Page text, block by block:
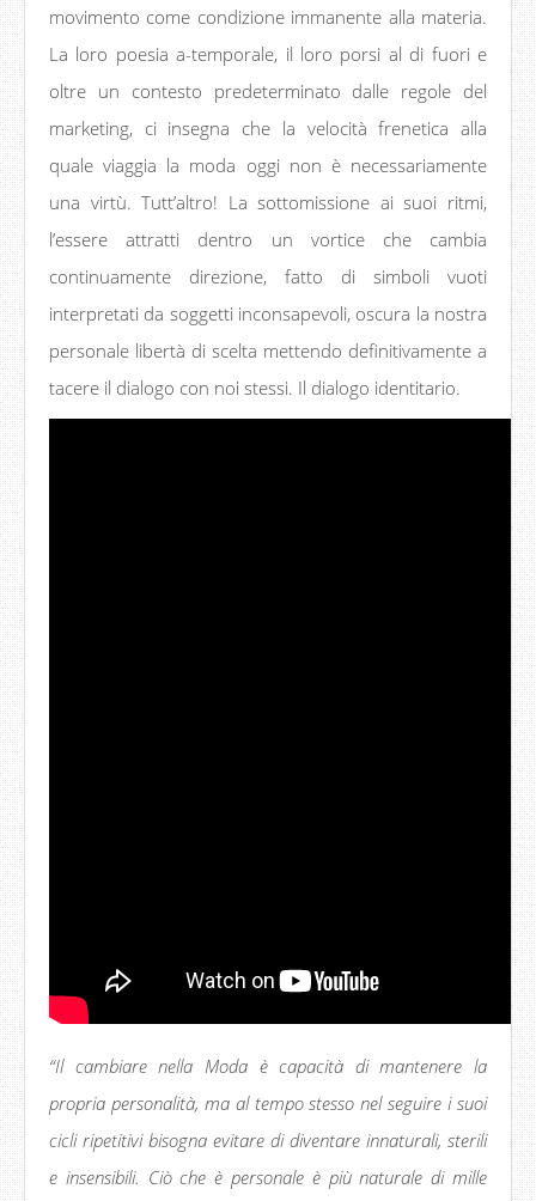
movimento come condizione immanente alla materia.
La loro poesia a-temporale, il loro porsi al di fuori e
oltre un contesto predeterminato dalle regole del
marketing, ci insegna che la velocità frenetica alla
quale viaggia la moda oggi non è necessariamente
una virtù. Tutt’altro! La sottomissione ai suoi ritmi,
l’essere attratti dentro un vortice che cambia
continuamente direzione, fatto di simboli vuoti
interpretati da soggetti inconsapevoli, oscura la nostra
personale libertà di scelta mettendo definitivamente a
tacere il dialogo con noi stessi. Il dialogo identitario.
“Il cambiare nella Moda è capacità di mantenere la
propria personalità, ma al tempo stesso nel seguire i suoi
cicli ripetitivi bisogna evitare di diventare innaturali, sterili
e insensibili. Ciò che è personale è più naturale di mille